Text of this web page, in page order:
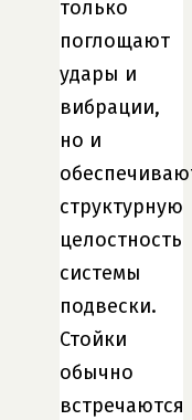
только
поглощают
удары и
вибрации,
но и
структурную
целостность
системы
подвески.
Стойки
обычно
встречаются